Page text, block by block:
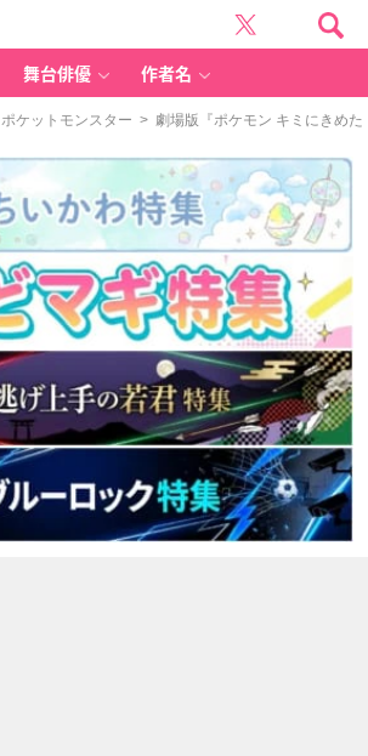
舞台俳優 作者名
ポケットモンスター > 劇場版『ポケモン キミにきめ